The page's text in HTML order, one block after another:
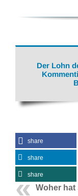
Der Lohn
share
share
share
Woher hat